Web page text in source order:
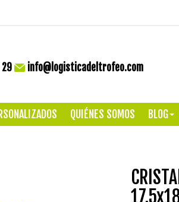
info@logisticadeltrofeo.com
QUIÉNES SOMOS BLOG